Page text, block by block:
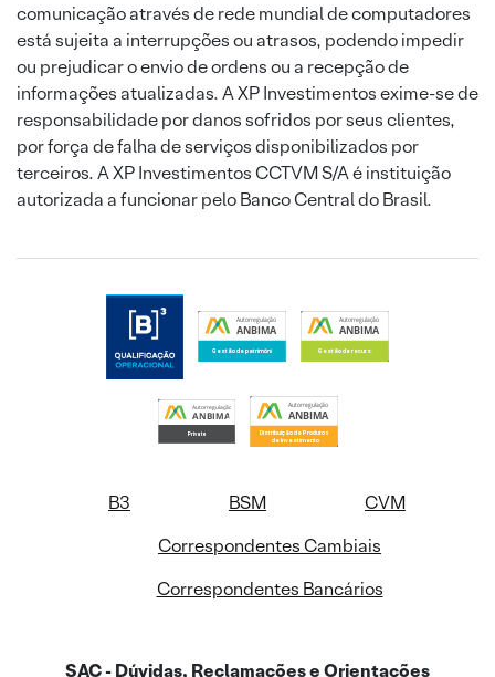
comunicação através de rede mundial de computadores
está sujeita a interrupções ou atrasos, podendo impedir
ou prejudicar o envio de ordens ou a recepção de
informações atualizadas. A XP Investimentos exime-se de
responsabilidade por danos sofridos por seus clientes,
por força de falha de serviços disponibilizados por
terceiros. A XP Investimentos CCTVM S/A é instituição
autorizada a funcionar pelo Banco Central do Brasil.
B3 BSM
CVM
Correspondentes Cambiais
Correspondentes Bancários
SAC - Dúvidas, Reclamações e Orientações